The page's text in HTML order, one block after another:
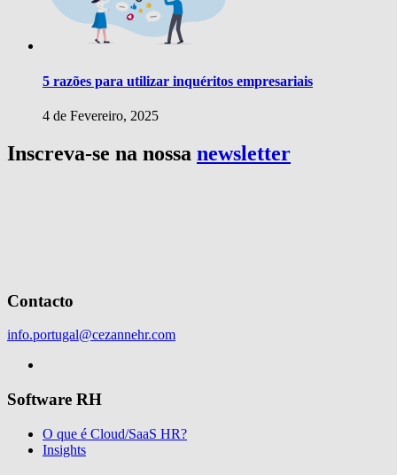
5 razões para utilizar inquéritos empresariais
4 de Fevereiro, 2025
Inscreva-se na nossa newsletter
Contacto
info.portugal@cezannehr.com
Software RH
O que é Cloud/SaaS HR?
Insights